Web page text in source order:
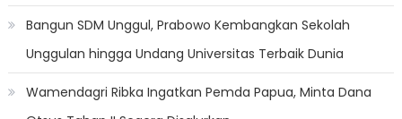
Bangun SDM Unggul, Prabowo Kembangkan Sekolah
Unggulan hingga Undang Universitas Terbaik Dunia
Wamendagri Ribka Ingatkan Pemda Papua, Minta Dana